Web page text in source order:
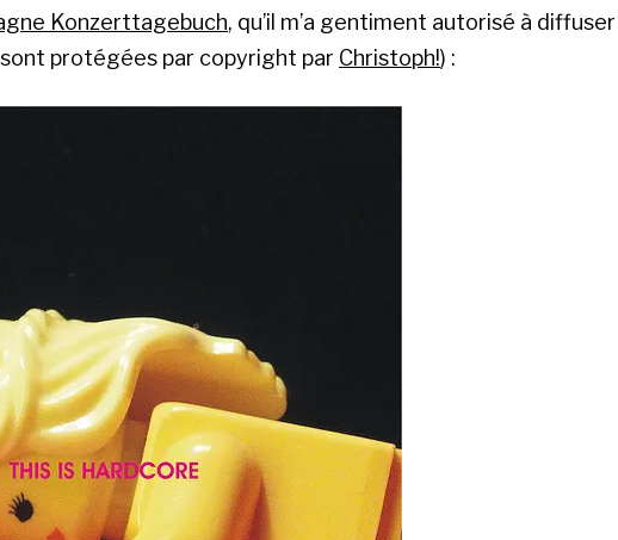
Konzerttagebuch, qu’il m’a gentiment autorisé à diffuser
protégées par copyright par Christoph!) :